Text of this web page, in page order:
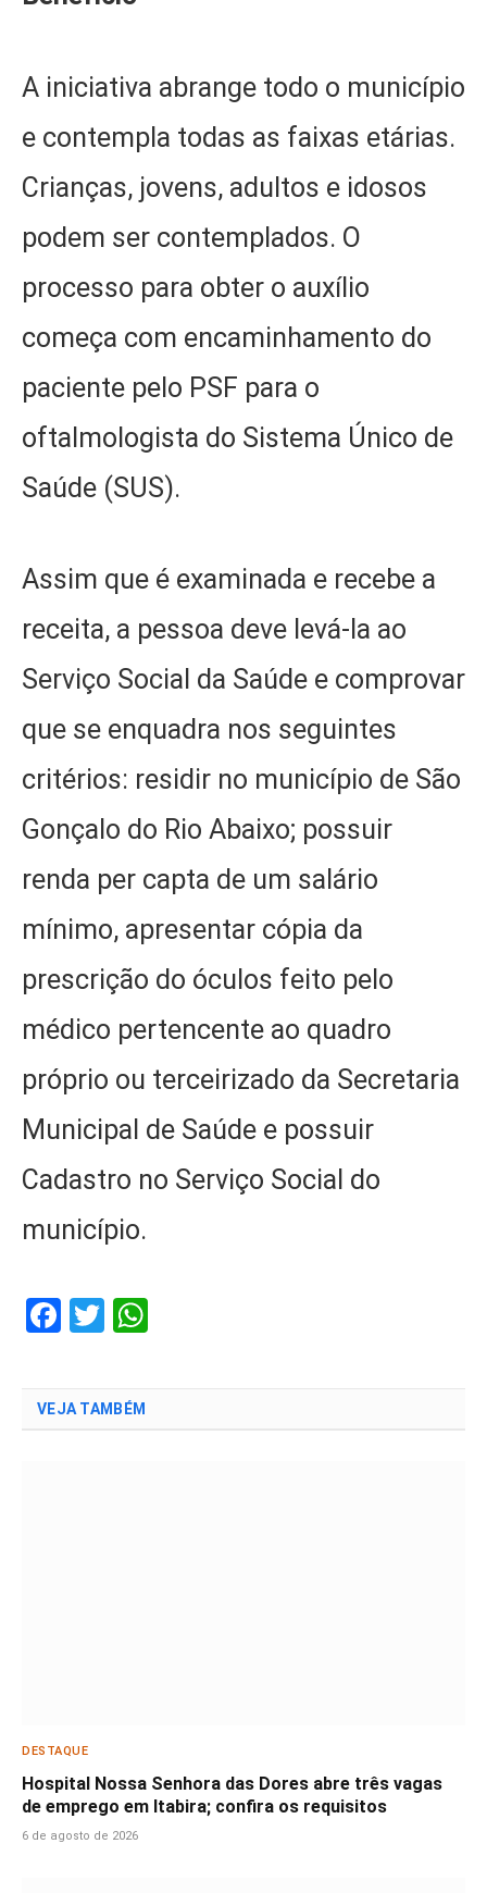
A iniciativa abrange todo o município
e contempla todas as faixas etárias.
Crianças, jovens, adultos e idosos
podem ser contemplados. O
processo para obter o auxílio
começa com encaminhamento do
paciente pelo PSF para o
oftalmologista do Sistema Único de
Saúde (SUS).
Assim que é examinada e recebe a
receita, a pessoa deve levá-la ao
Serviço Social da Saúde e comprovar
que se enquadra nos seguintes
critérios: residir no município de São
Gonçalo do Rio Abaixo; possuir
renda per capta de um salário
mínimo, apresentar cópia da
prescrição do óculos feito pelo
médico pertencente ao quadro
próprio ou terceirizado da Secretaria
Municipal de Saúde e possuir
Cadastro no Serviço Social do
município.
Facebook
Twitter
VEJA TAMBÉM
DESTAQUE
Hospital Nossa Senhora das Dores abre três vagas
de emprego em Itabira; confira os requisitos
6 de agosto de 2026